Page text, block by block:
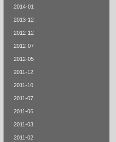
2014-01
2013-12
2012-12
2012-07
2012-05
2011-12
2011-10
2011-07
2011-06
2011-03
2011-02